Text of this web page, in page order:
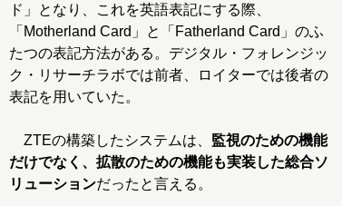
ド」となり、これを英語表記にする際、
「Motherland Card」と「Fatherland Card」のふ
たつの表記方法がある。デジタル・フォレンジッ
ク・リサーチラボでは前者、ロイターでは後者の
表記を用いていた。
ZTEの構築したシステムは、 監視のための機能
だけでなく、拡散のための機能も実装した総合ソ
リューションだったと言える。